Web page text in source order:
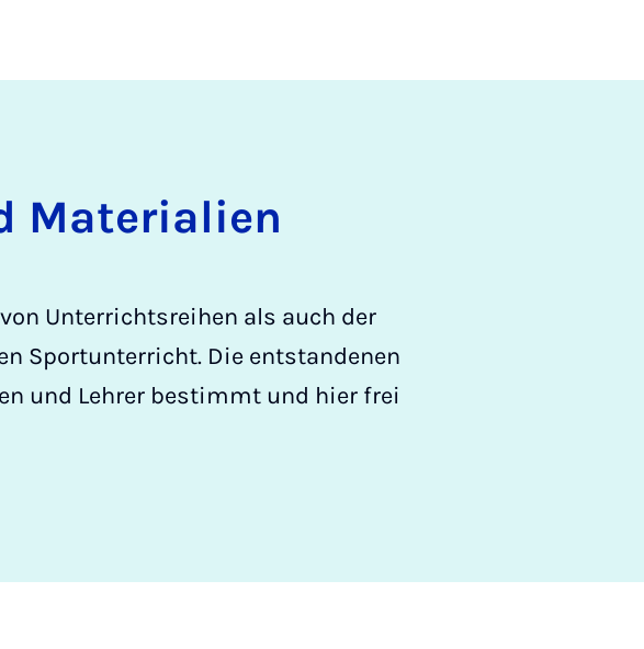
Materialien
Unterrichtsreihen als auch der
Sportunterricht. Die entstandenen
und Lehrer bestimmt und hier frei